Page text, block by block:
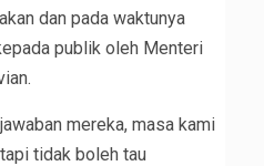
dan pada waktunya
publik oleh Menteri
mereka, masa kami
tidak boleh tau